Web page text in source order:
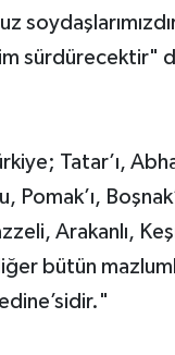
sürdürecektir"
Tatar’ı,
Pomak’ı,
Arakanlı,
bütün